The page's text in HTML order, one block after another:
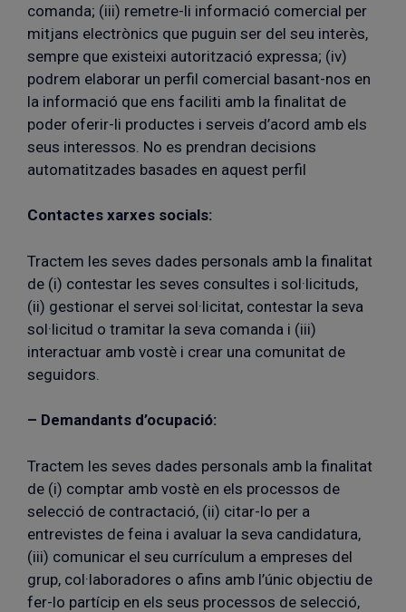
comanda; (iii) remetre-li informació comercial per
mitjans electrònics que puguin ser del seu interès,
sempre que existeixi autorització expressa; (iv)
podrem elaborar un perfil comercial basant-nos en
la informació que ens faciliti amb la finalitat de
poder oferir-li productes i serveis d’acord amb els
seus interessos. No es prendran decisions
automatitzades basades en aquest perfil
Contactes xarxes socials:
Tractem les seves dades personals amb la finalitat
de (i) contestar les seves consultes i sol·licituds,
(ii) gestionar el servei sol·licitat, contestar la seva
sol·licitud o tramitar la seva comanda i (iii)
interactuar amb vostè i crear una comunitat de
seguidors.
– Demandants d’ocupació:
Tractem les seves dades personals amb la finalitat
de (i) comptar amb vostè en els processos de
selecció de contractació, (ii) citar-lo per a
entrevistes de feina i avaluar la seva candidatura,
(iii) comunicar el seu currículum a empreses del
grup, col·laboradores o afins amb l’únic objectiu de
fer-lo partícip en els seus processos de selecció,